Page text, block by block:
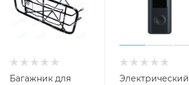
Багажник для
Электрический